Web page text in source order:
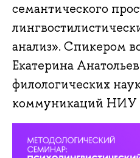
семантического
анализ». Спикером
Екатерина
филологических
коммуникаций